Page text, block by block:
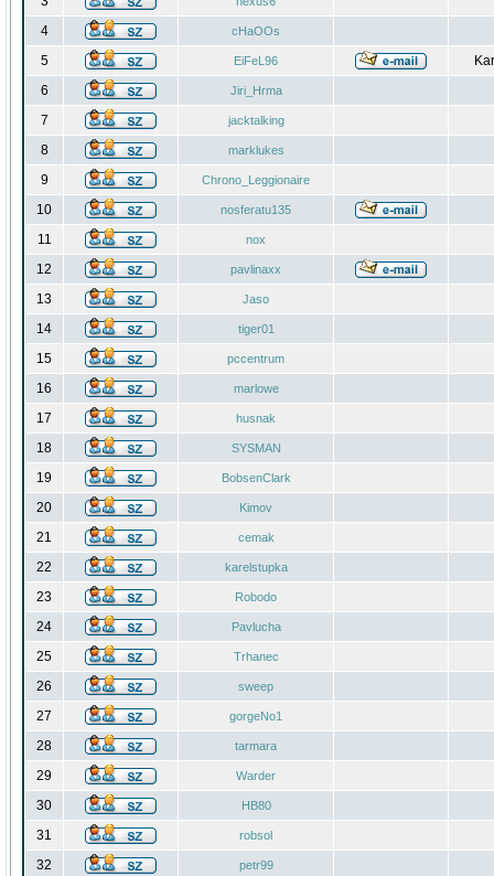
4 cHaOOs
5 EiFeL96
6
Jiri_Hrma
7 jacktalking
8 marklukes
9 Chrono_Leggionaire
10 nosferatu135
11 nox
12 pavlinaxx
13 Jaso
14 tiger01
15 pccentrum
16 marlowe
17 husnak
18 SYSMAN
19 BobsenClark
20 Kimov
21 cemak
22 karelstupka
23 Robodo
24 Pavlucha
25 Trhanec
26 sweep
27 gorgeNo1
28 tarmara
29 Warder
30 HB80
31 robsol
32 petr99